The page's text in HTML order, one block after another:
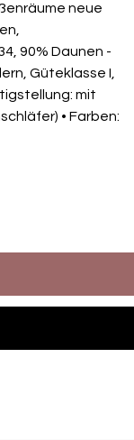
neue
90% Daunen -
Güteklasse I,
mit
• Farben: